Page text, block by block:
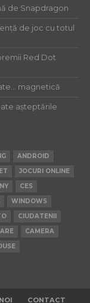
de Snapdragon
de joc cu totul
Red Dot
magnetică
așteptările
ANDROID
JOCURI ONLINE
CES
WINDOWS
CIUDATENII
CAMERA
CONTACT